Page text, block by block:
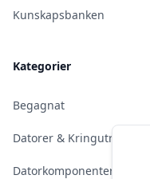
Kunskapsbanken
Kategorier
Begagnat
Datorer & Kringutrustning
Datorkomponenter